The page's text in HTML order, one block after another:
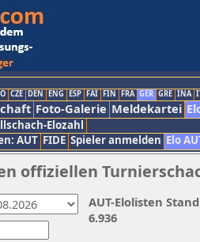
CZE DEN ENG ESP FAI FIN FRA GER GRE INA
Foto-Galerie Meldekartei
Elozahl
AUT FIDE Spieler anmelden Elo
offiziellen
AUT-Elolisten
6.936